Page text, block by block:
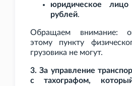
юридическое
рублей.
Обращаем внимание:
этому пункту
грузовика не могут.
3. За управление
с тахографом,